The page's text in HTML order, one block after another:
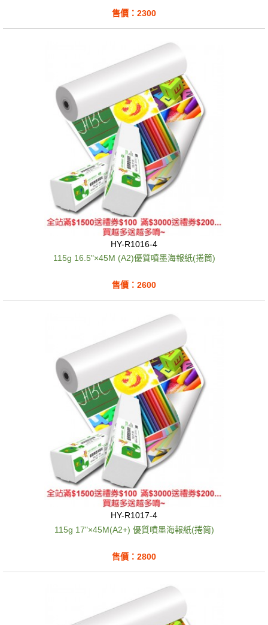
售價：2300
HY-R1016-4
115g 16.5"×45M (A2)優質噴墨海報紙(捲筒)
售價：2600
HY-R1017-4
115g 17"×45M(A2+) 優質噴墨海報紙(捲筒)
售價：2800